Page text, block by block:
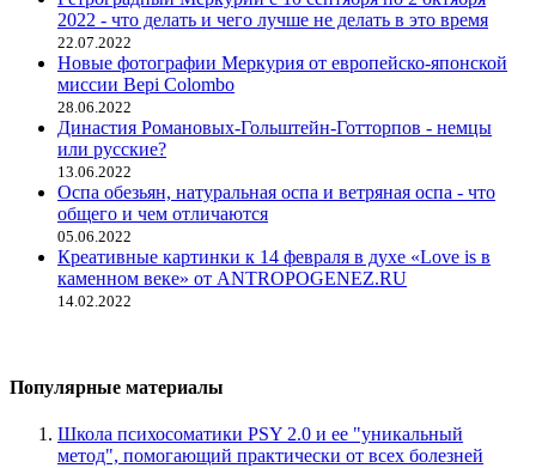
2022 - что делать и чего лучше не делать в это время
22.07.2022
Новые фотографии Меркурия от европейско-японской
миссии Bepi Colombo
28.06.2022
Династия Романовых-Гольштейн-Готторпов - немцы
или русские?
13.06.2022
Оспа обезьян, натуральная оспа и ветряная оспа - что
общего и чем отличаются
05.06.2022
Креативные картинки к 14 февраля в духе «Love is в
каменном веке» от ANTROPOGENEZ.RU
14.02.2022
Популярные материалы
Школа психосоматики PSY 2.0 и ее "уникальный
метод", помогающий практически от всех болезней